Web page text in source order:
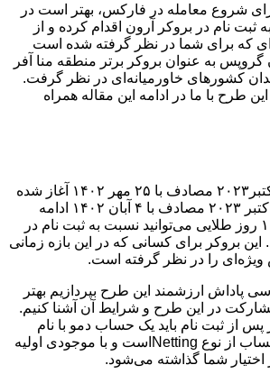
شروع معامله در فارکس، بهتر است در
ثبت نام در بروکر آرون اقدام کرده و از
که برای شما در نظر گرفته شده است
گروپس به عنوان بروکر برتر منطقه منا آفر
کشورهای خاورمیانه‌ای در نظر گرفت.
طرح با ما در ادامه این مقاله همراه
این طرح از تاریخ ۱۷ اکتبر۲۰۲۳ مصادف با ۲۵ مهر ۱۴۰۲ آغاز شده
و تا ساعات پایانی ۲۶ اکتبر ۲۰۲۳ مصادف با ۴ آبان ۱۴۰۲ ادامه
خواهد داشت. در این ۱۰ روز طلایی می‌توانید نسبت به ثبت نام در
این بروکر برای کسانی که در این بازه زمانی
ویژه‌ای را در نظر گرفته است.
پاداش ارزشمند این طرح بپردازیم بهتر
در این طرح و شرایط آن آشنا کنیم.
پس از ثبت نام باید یک حساب دمو با نام
NBD ایجاد کنید. این حساب از نوع Nettingاست و با موجودی اولیه